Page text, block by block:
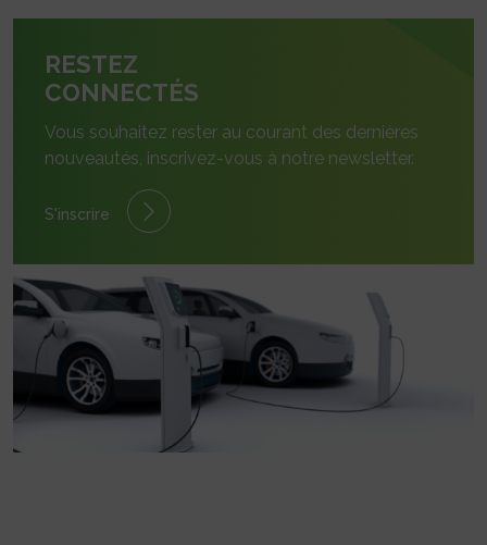
RESTEZ
CONNECTÉS
Vous souhaitez rester au courant des dernières
nouveautés, inscrivez-vous à notre newsletter.
S'inscrire